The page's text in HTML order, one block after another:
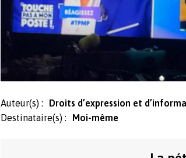
Auteur(s) :
Droits d’expression et
Destinataire(s) :
Moi-même